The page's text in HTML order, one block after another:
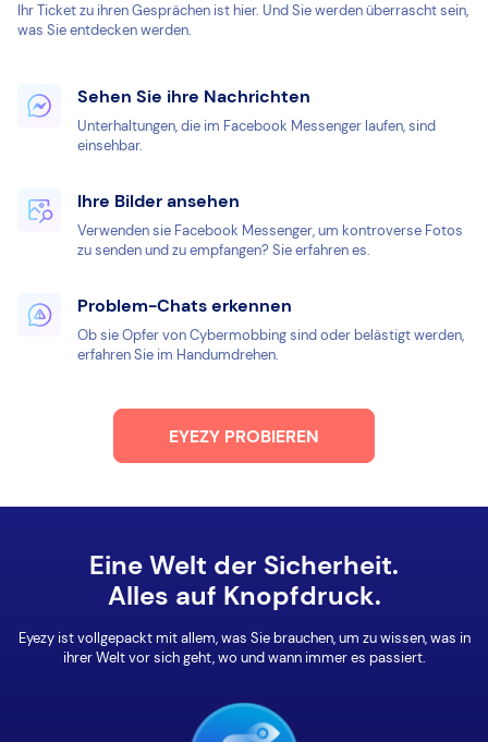
Ihr Ticket zu ihren Gesprächen ist hier. Und Sie werden überrascht sein,
was Sie entdecken werden.
Sehen Sie ihre Nachrichten
Unterhaltungen, die im Facebook Messenger laufen, sind
einsehbar.
Ihre Bilder ansehen
Verwenden sie Facebook Messenger, um kontroverse Fotos
zu senden und zu empfangen? Sie erfahren es.
Problem-Chats erkennen
Ob sie Opfer von Cybermobbing sind oder belästigt werden,
erfahren Sie im Handumdrehen.
EYEZY PROBIEREN
Eine Welt der Sicherheit.
Alles auf Knopfdruck.
Eyezy ist vollgepackt mit allem, was Sie brauchen, um zu wissen, was in
ihrer Welt vor sich geht, wo und wann immer es passiert.